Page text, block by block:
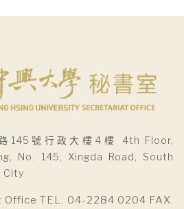
145號行政大樓4樓 4th Floor,
No. 145, Xingda Road, South
City
TEL. 04-2284 0204 FAX.